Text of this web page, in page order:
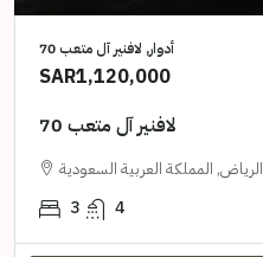
أدوار, لافنير آل متعب 70
SAR1,120,000
لافنير آل متعب 70
الرياض, المملكة العربية السعودية
3 4